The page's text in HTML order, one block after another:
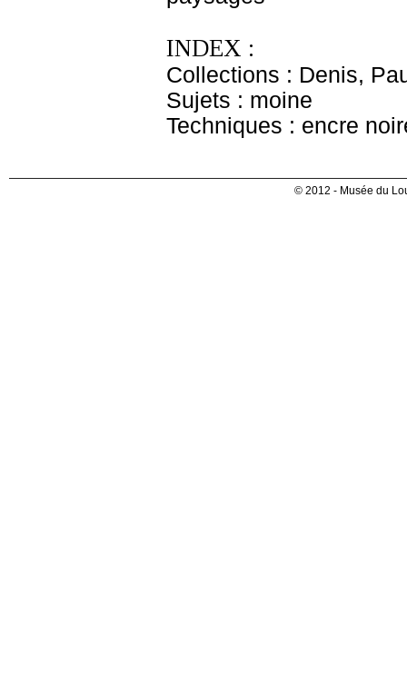
INDEX :
Collections : Denis,
Sujets : moine
Techniques : encre
© 2012 - Musée du